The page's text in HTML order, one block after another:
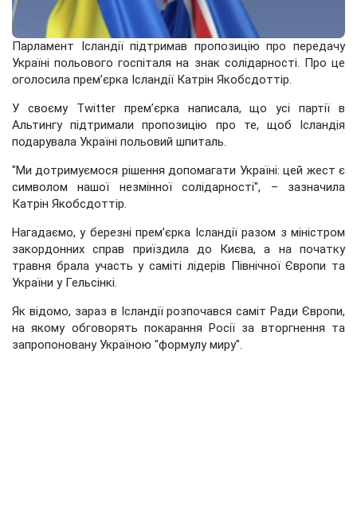
Парламент Ісландії підтримав пропозицію про передачу
Україні польового госпіталя на знак солідарності. Про це
оголосила прем’єрка Ісландії Катрін Якобсдоттір.
У своєму Twitter прем’єрка написала, що усі партії в
Альтингу підтримали пропозицію про те, щоб Ісландія
подарувала Україні польовий шпиталь.
"Ми дотримуємося рішення допомагати Україні: цей жест є
символом нашої незмінної солідарності", – зазначила
Катрін Якобсдоттір.
Нагадаємо, у березні прем’єрка Ісландії разом з міністром
закордонних справ приїздила до Києва, а на початку
травня брала участь у саміті лідерів Північної Європи та
України у Гельсінкі.
Як відомо, зараз в Ісландії розпочався саміт Ради Європи,
на якому обговорять покарання Росії за вторгнення та
запропоновану Україною "формулу миру".